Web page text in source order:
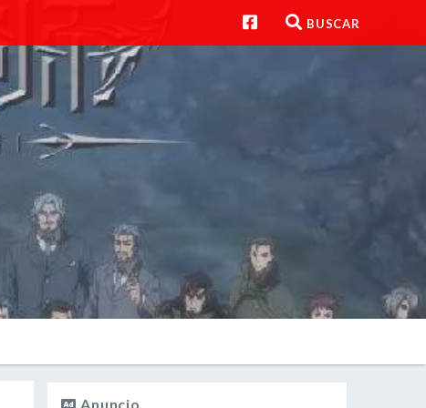
BUSCAR
Anuncio